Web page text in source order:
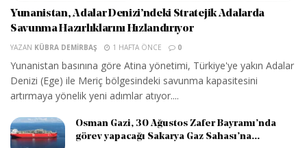
Yunanistan, Adalar Denizi’ndeki Stratejik Adalarda
Savunma Hazırlıklarını Hızlandırıyor
YAZAN KÜBRA DEMIRBAŞ 1 HAFTA ÖNCE 0
Yunanistan basınına göre Atina yönetimi, Türkiye'ye yakın Adalar
Denizi (Ege) ile Meriç bölgesindeki savunma kapasitesini
artırmaya yönelik yeni adımlar atıyor....
Osman Gazi, 30 Ağustos Zafer Bayramı’nda
görev yapacağı Sakarya Gaz Sahası’na...